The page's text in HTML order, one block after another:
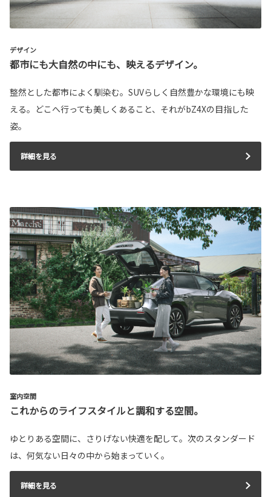
デザイン
都市にも大自然の中にも、映えるデザイン。
整然とした都市によく馴染む。SUVらしく自然豊かな環境にも映
える。どこへ行っても美しくあること、それがbZ4Xの目指した
姿。
詳細を見る
室内空間
これからのライフスタイルと調和する空間。
ゆとりある空間に、さりげない快適を配して。次のスタンダード
は、何気ない日々の中から始まっていく。
詳細を見る